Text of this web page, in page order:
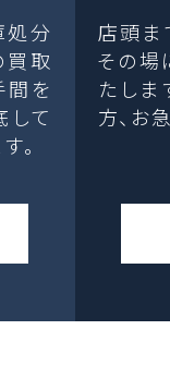
処分
取
間を
して
。
店頭ま
その場
たしま
方、お